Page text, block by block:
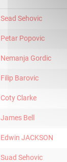
Sead Sehovic
Petar Popovic
Nemanja Gordic
Filip Barovic
Coty Clarke
James Bell
Edwin JACKSON
Suad Sehovic